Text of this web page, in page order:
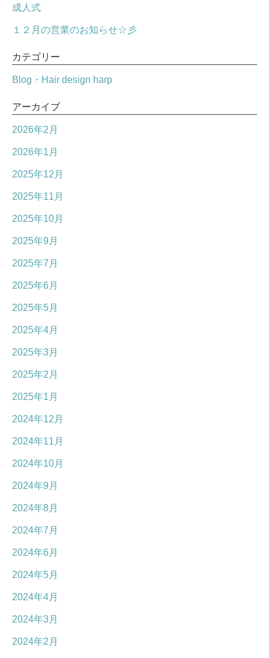
成人式
１２月の営業のお知らせ☆彡
カテゴリー
Blog・Hair design harp
アーカイブ
2026年2月
2026年1月
2025年12月
2025年11月
2025年10月
2025年9月
2025年7月
2025年6月
2025年5月
2025年4月
2025年3月
2025年2月
2025年1月
2024年12月
2024年11月
2024年10月
2024年9月
2024年8月
2024年7月
2024年6月
2024年5月
2024年4月
2024年3月
2024年2月